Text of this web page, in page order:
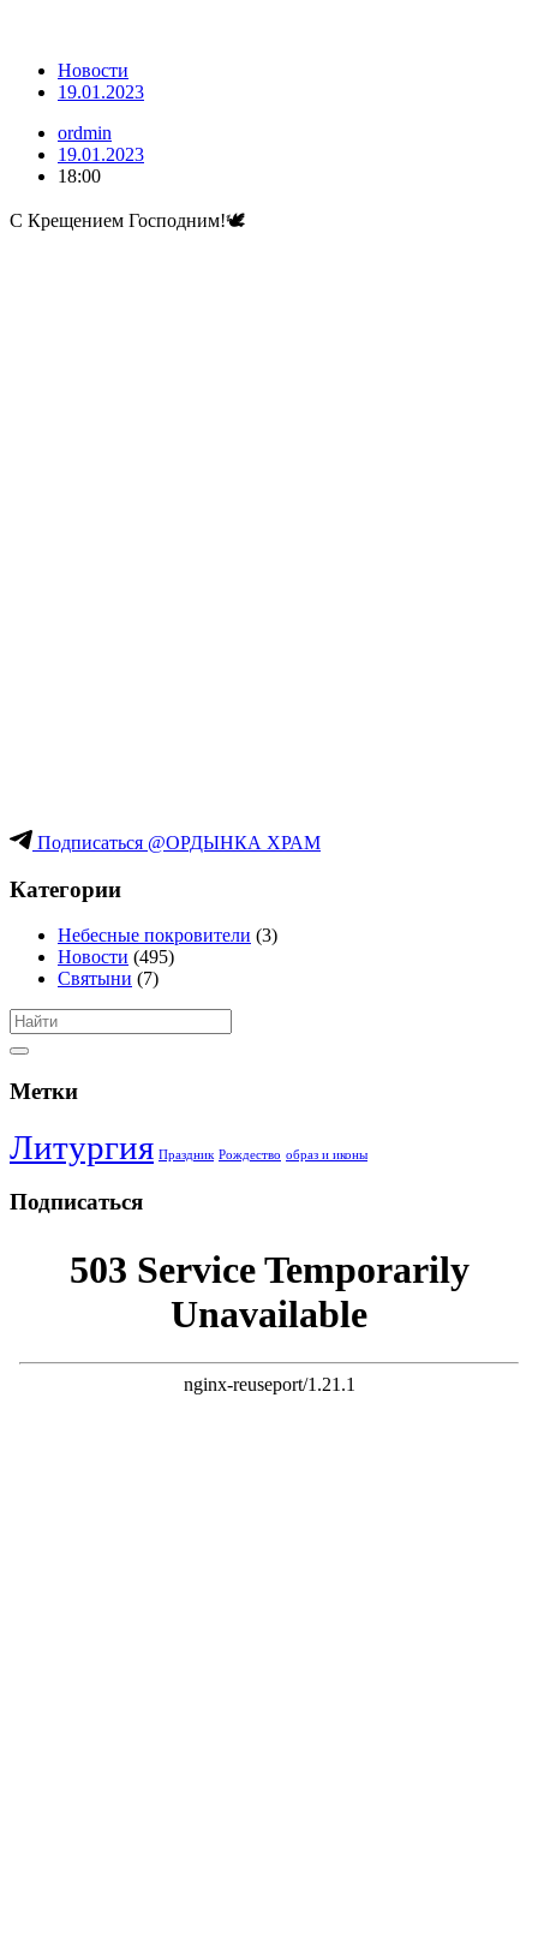
Новости
19.01.2023
ordmin
19.01.2023
18:00
С Крещением Господним!🕊
Подписаться @ОРДЫНКА ХРАМ
Категории
Небесные покровители (3)
Новости (495)
Святыни (7)
Метки
Литургия Праздник Рождество образ и иконы
Подписаться